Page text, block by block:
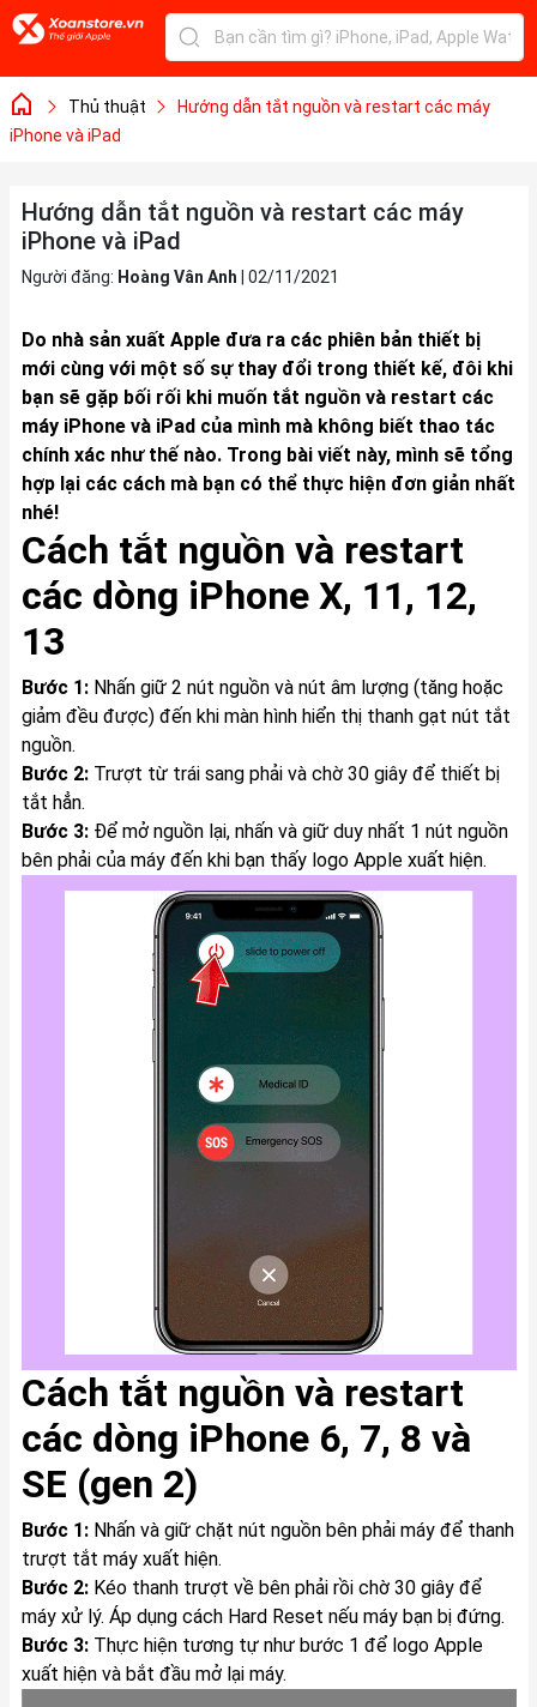
Thủ thuật
Hướng dẫn tắt nguồn và restart các máy
iPhone và iPad
Hướng dẫn tắt nguồn và restart các máy
iPhone và iPad
Người đăng: Hoàng Vân Anh 02/11/2021
Do nhà sản xuất Appleđưa ra các phiên bản thiết bị
mới cùng với một số sự thay đổi trong thiết kế, đôi khi
bạn sẽ gặp bối rối khi muốn tắt nguồn và restart các
máy iPhone và iPad của mình mà không biết thao tác
chính xác như thế nào. Trong bài viết này, mình sẽ tổng
hợp lại các cách mà bạn có thể thực hiện đơn giản nhất
nhé!
Cách tắt nguồn và restart
các dòng iPhone X, 11, 12,
13
Bước 1:Nhấn giữ 2 nút nguồn và nút âm lượng (tăng hoặc
giảm đều được) đến khi màn hình hiển thị thanh gạt nút tắt
nguồn.
Bước 2:Trượt từ trái sang phải và chờ 30 giây để thiết bị
tắt hẳn.
Bước 3:Để mở nguồn lại, nhấn và giữ duy nhất 1 nút nguồn
bên phải của máy đến khi bạn thấy logo Apple xuất hiện.
Cách tắt nguồn và restart
các dòng iPhone 6, 7, 8 và
SE (gen 2)
Bước 1:Nhấn và giữ chặt nút nguồn bên phải máy để thanh
trượt tắt máy xuất hiện.
Bước 2:Kéo thanh trượt về bên phải rồi chờ 30 giây để
máy xử lý. Áp dụng cách Hard Reset nếu máy bạn bị đứng.
Bước 3:Thực hiện tương tự như bước 1 để logo Apple
xuất hiện và bắt đầu mở lại máy.